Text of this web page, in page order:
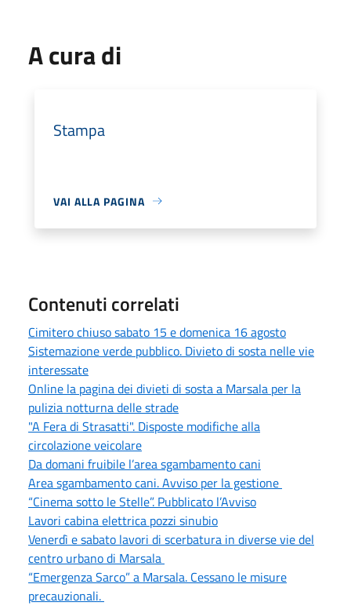
A cura di
Stampa
VAI ALLA PAGINA
Contenuti correlati
Cimitero chiuso sabato 15 e domenica 16 agosto
Sistemazione verde pubblico. Divieto di sosta nelle vie
interessate
Online la pagina dei divieti di sosta a Marsala per la
pulizia notturna delle strade
"A Fera di Strasatti". Disposte modifiche alla
circolazione veicolare
Da domani fruibile l’area sgambamento cani
Area sgambamento cani. Avviso per la gestione
“Cinema sotto le Stelle”. Pubblicato l’Avviso
Lavori cabina elettrica pozzi sinubio
Venerdì e sabato lavori di scerbatura in diverse vie del
centro urbano di Marsala
“Emergenza Sarco” a Marsala. Cessano le misure
precauzionali.